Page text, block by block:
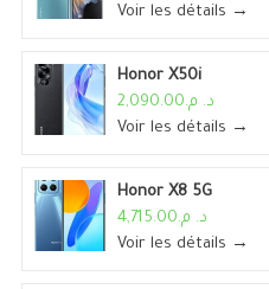
Voir les détails →
Honor X50i
د. م.2,090.00
Voir les détails →
Honor X8 5G
د. م.4,715.00
Voir les détails →